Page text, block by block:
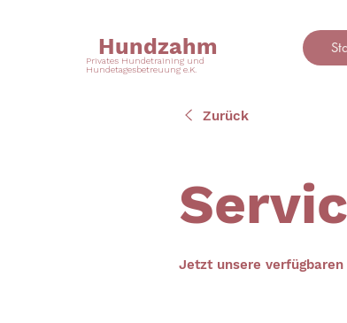
Hundzahm
Privates Hundetraining und
Hundetagesbetreuung e.K.
Zurück
Jetzt unsere